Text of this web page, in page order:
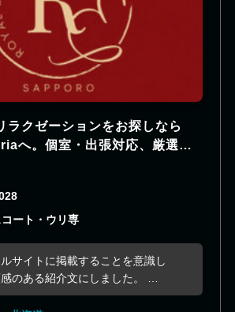
ラクゼーションをお探しなら
へ。個室・出張対応、厳選セ
ート・ウリ専
サイトに掲載することを意識し
のある紹介文にしました。 ⸻
、札幌を拠点とする完全予約制の